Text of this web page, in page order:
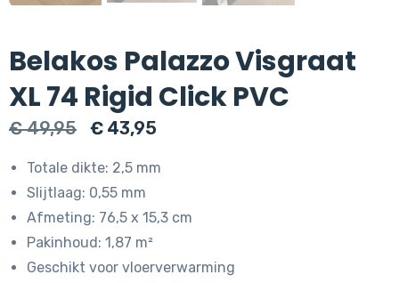
Belakos Palazzo Visgraat
XL 74 Rigid Click PVC
€49,95
Oorspronkelijke
€ 49,95.
€ 43,95
€ 43,95.
Totale dikte: 2,5 mm
Slijtlaag: 0,55 mm
Afmeting: 76,5 x 15,3 cm
Pakinhoud: 1,87 m²
Geschikt voor vloerverwarming